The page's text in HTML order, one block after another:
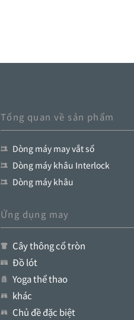
Tổng quan về sản phẩm
Dòng máy may vắt sổ
Dòng máy khâu Interlock
Dòng máy khâu
Ứng dụng may
Cây thông cổ tròn
Đồ lót
Yoga thể thao
khác
Chủ đề đặc biệt